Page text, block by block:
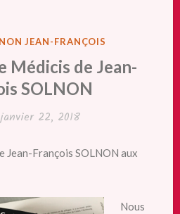
JEAN-FRANÇOIS
Médicis de Jean-
SOLNON
janvier 22, 2018
Jean-François SOLNON aux
Nous